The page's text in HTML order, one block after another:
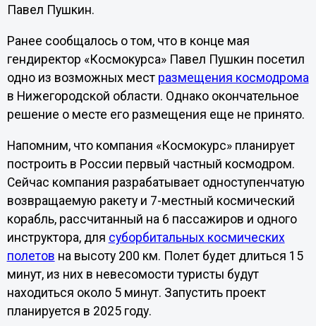
Павел Пушкин.
Ранее сообщалось о том, что в конце мая
гендиректор «Космокурса» Павел Пушкин посетил
одно из возможных мест размещения космодрома
в Нижегородской области. Однако окончательное
решение о месте его размещения еще не принято.
Напомним, что компания «Космокурс» планирует
построить в России первый частный космодром.
Сейчас компания разрабатывает одноступенчатую
возвращаемую ракету и 7-местный космический
корабль, рассчитанный на 6 пассажиров и одного
инструктора, для суборбитальных космических
полетов на высоту 200 км. Полет будет длиться 15
минут, из них в невесомости туристы будут
находиться около 5 минут. Запустить проект
планируется в 2025 году.